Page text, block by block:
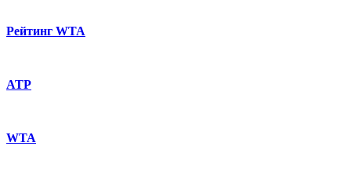
Рейтинг WTA
ATP
WTA